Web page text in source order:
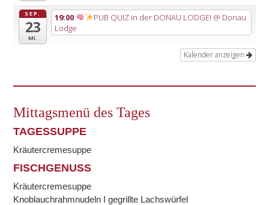
SEP.
23
Mi.
19:00 PUB QUIZ in der DONAU LODGE! @ Donau
Lodge
Kalender anzeigen
Mittagsmenü des Tages
TAGESSUPPE
Kräutercremesuppe
FISCHGENUSS
Kräutercremesuppe
Knoblauchrahmnudeln I gegrillte Lachswürfel